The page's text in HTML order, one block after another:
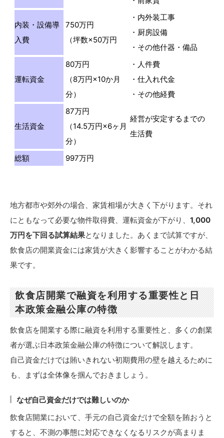
内装・設備導
入費
750万円
（坪数×50万円
・内外装工事
・厨房設備
・その他什器・備品
運転資金
80万円
（8万円×10か月
分）
・人件費
・仕入れ代金
・その他経費
生活資金
87万円
（14.5万円×6ヶ月
分）
経営が安定するまでの
生活費
総額 997万円
地方都市や郊外の場合、家賃相場が大きく下がります。それ
にともなって必要な物件取得費、運転資金が下がり、 1,000
万円を下回る試算結果となりました。あくまで試算ですが、
飲食店の開業資金には家賃が大きく影響することがわかる結
果です。
飲食店開業で融資を利用する重要性と日
本政策金融公庫の特徴
飲食店を開業する際に融資を利用する重要性と、多くの創業
者が選ぶ日本政策金融公庫の特徴について解説します。
自己資金だけでは賄いきれない初期費用の壁を越えるために
も、まずは全体像を掴んでおきましょう。
なぜ自己資金だけでは難しいのか
飲食店開業において、手元の自己資金だけで全額を賄おうと
すると、不測の事態に対応できなくなるリスクが高まりま